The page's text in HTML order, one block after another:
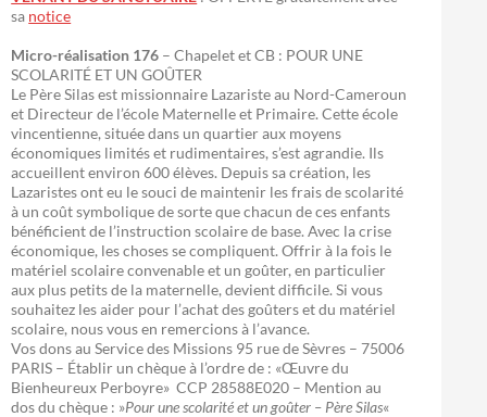
sa notice
Micro-réalisation 176 – Chapelet et CB : POUR UNE
SCOLARITÉ ET UN GOÛTER
Le Père Silas est missionnaire Lazariste au Nord-Cameroun
et Directeur de l’école Maternelle et Primaire. Cette école
vincentienne, située dans un quartier aux moyens
économiques limités et rudimentaires, s’est agrandie. Ils
accueillent environ 600 élèves. Depuis sa création, les
Lazaristes ont eu le souci de maintenir les frais de scolarité
à un coût symbolique de sorte que chacun de ces enfants
bénéficient de l’instruction scolaire de base. Avec la crise
économique, les choses se compliquent. Offrir à la fois le
matériel scolaire convenable et un goûter, en particulier
aux plus petits de la maternelle, devient difficile. Si vous
souhaitez les aider pour l’achat des goûters et du matériel
scolaire, nous vous en remercions à l’avance.
Vos dons au Service des Missions 95 rue de Sèvres – 75006
PARIS – Établir un chèque à l’ordre de : «Œuvre du
Bienheureux Perboyre» CCP 28588E020 – Mention au
dos du chèque : »Pour une scolarité et un goûter – Père Silas«